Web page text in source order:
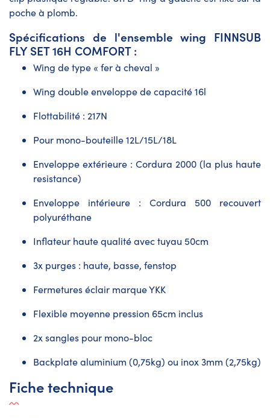
poche à plomb.
Spécifications de l'ensemble wing FINNSUB
FLY SET 16H COMFORT :
Wing de type « fer à cheval »
Wing double enveloppe de capacité 16l
Flottabilité : 217N
Pour mono-bouteille 12L/15L/18L
Enveloppe extérieure : Cordura 2000 (la plus haute
resistance)
Enveloppe intérieure : Cordura 500 recouvert
polyuréthane
Inflateur haute qualité avec tuyau 50cm
3x purges : haute, basse, fenstop
Fermetures éclair marque YKK
Flexible moyenne pression 65cm inclus
2x sangles pour mono-bloc
Backplate aluminium (0,75kg) ou inox 3mm (2,75kg)
Fiche technique